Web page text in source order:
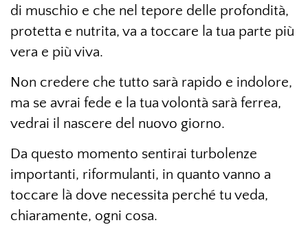
di muschio e che nel tepore delle profondità,
protetta e nutrita, va a toccare la tua parte più
vera e più viva.
Non credere che tutto sarà rapido e indolore,
ma se avrai fede e la tua volontà sarà ferrea,
vedrai il nascere del nuovo giorno.
Da questo momento sentirai turbolenze
importanti, riformulanti, in quanto vanno a
toccare là dove necessita perché tu veda,
chiaramente, ogni cosa.